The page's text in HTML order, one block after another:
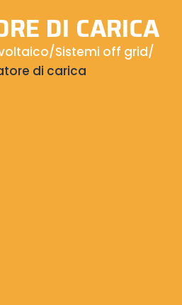
DI CARICA
/Sistemi off grid/
di carica